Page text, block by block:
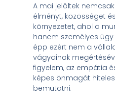
A mai jelöltek
élményt, közösséget
környezetet, ahol a
hanem személyes
épp ezért nem a
vágyainak
figyelem, az empátia
képes önmagát
bemutatni.